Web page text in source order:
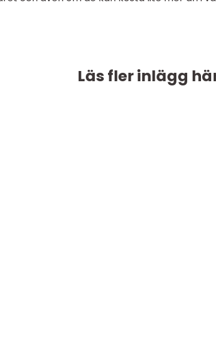
Läs fler inlägg